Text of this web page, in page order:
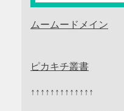
ムームードメイン
ピカキチ叢書
↑↑↑↑↑↑↑↑↑↑↑↑↑